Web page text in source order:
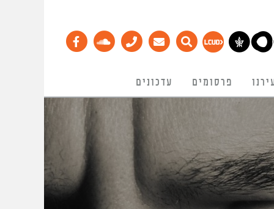
פרסומים עדכונים